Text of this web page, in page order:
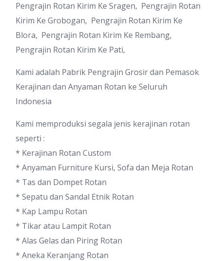
Pengrajin Rotan Kirim Ke Sragen, Pengrajin Rotan
Kirim Ke Grobogan, Pengrajin Rotan Kirim Ke
Blora, Pengrajin Rotan Kirim Ke Rembang,
Pengrajin Rotan Kirim Ke Pati,
Kami adalah Pabrik Pengrajin Grosir dan Pemasok
Kerajinan dan Anyaman Rotan ke Seluruh
Indonesia
Kami memproduksi segala jenis kerajinan rotan
seperti :
* Kerajinan Rotan Custom
* Anyaman Furniture Kursi, Sofa dan Meja Rotan
* Tas dan Dompet Rotan
* Sepatu dan Sandal Etnik Rotan
* Kap Lampu Rotan
* Tikar atau Lampit Rotan
* Alas Gelas dan Piring Rotan
* Aneka Keranjang Rotan